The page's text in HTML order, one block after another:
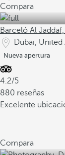
Compara
Barceló Al
Dubai, United
Nueva apertura
4.2/5
880 reseñas
Excelente
Compara